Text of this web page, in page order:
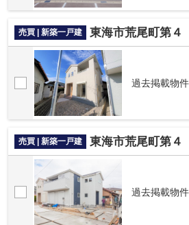
売買 | 新築一戸建 東海市荒尾町第
過去掲載物件
売買 | 新築一戸建 東海市荒尾町第
過去掲載物件